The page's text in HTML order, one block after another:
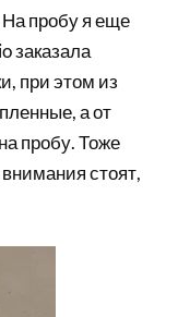
пробу я еще
заказала
при этом из
а от
пробу. Тоже
стоят,